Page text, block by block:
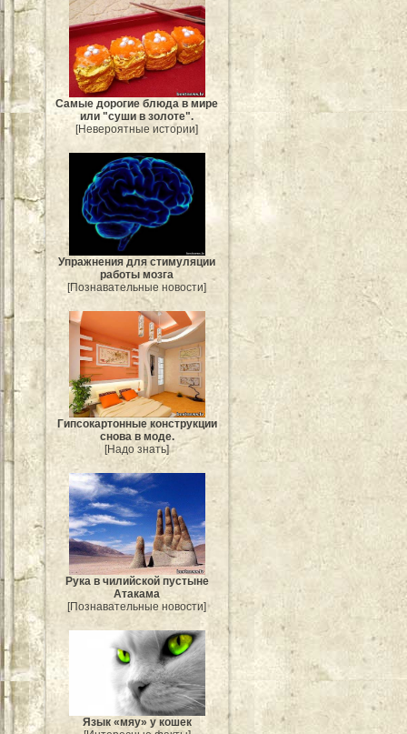
Самые дорогие блюда в мире
или "суши в золоте".
[Невероятные истории]
Упражнения для стимуляции
работы мозга
[Познавательные новости]
Гипсокартонные конструкции
снова в моде.
[Надо знать]
Рука в чилийской пустыне
Атакама
[Познавательные новости]
Язык «мяу» у кошек